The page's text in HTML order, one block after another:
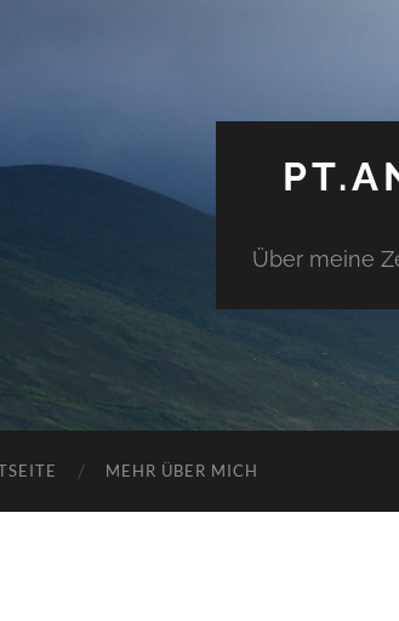
Über meine
MEHR ÜBER MICH